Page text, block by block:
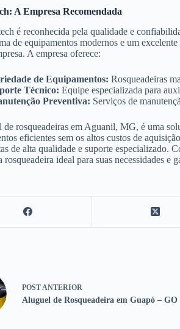
A Empresa Recomendada
é reconhecida pela qualidade e
de equipamentos modernos e um
A empresa oferece:
de Equipamentos: Rosqueadeiras
Técnico: Equipe especializada para
Preventiva: Serviços de
de rosqueadeiras em Aguanil, MG, é uma
eficientes sem os altos custos de
de alta qualidade e suporte especializado.
rosqueadeira ideal para suas necessidades e
POSTANTERIOR
Aluguel de Rosqueadeira em Guapó – GO